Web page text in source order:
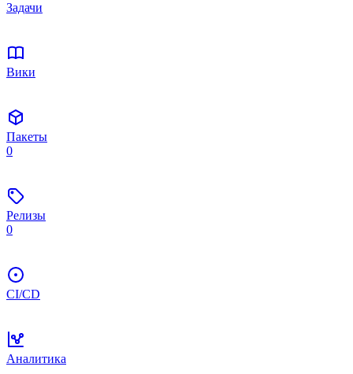
Задачи
Вики
Пакеты
0
Релизы
0
CI/CD
Аналитика